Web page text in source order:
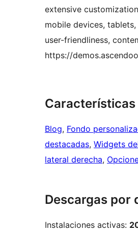
extensive
mobile devices,
user-friendliness,
https://
Características
Blog, Fondo
destacadas, Widgets
lateral derecha,
Descargas por
Instalaciones activas: